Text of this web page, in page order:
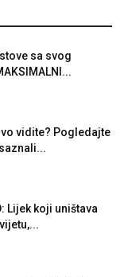
sa svog
vidite? Pogledajte
Lijek koji uništava